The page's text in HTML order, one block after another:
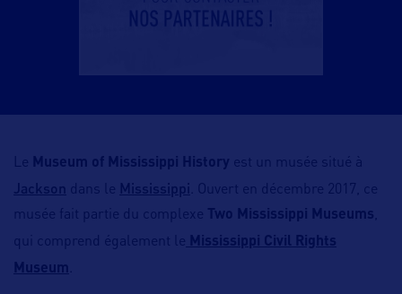
Le Museum of Mississippi History est un musée situé à
Jackson dans le Mississippi . Ouvert en décembre 2017, ce
musée fait partie du complexe
Two Mississippi Museums
qui comprend également le Mississippi Civil Rights
Museum